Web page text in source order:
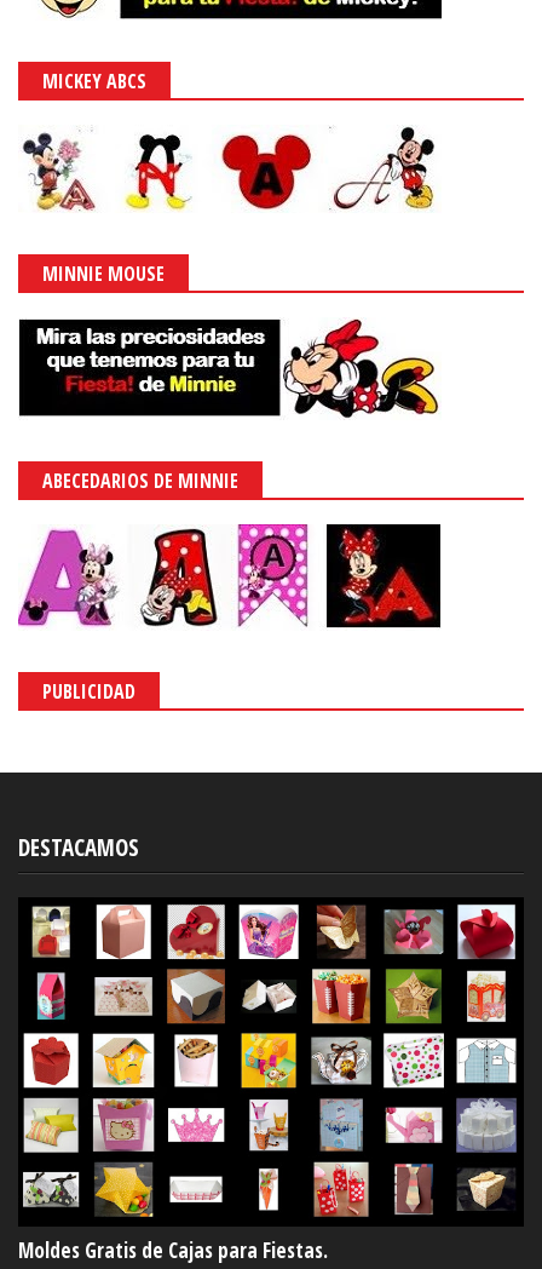
MICKEY ABCS
MINNIE MOUSE
ABECEDARIOS DE MINNIE
PUBLICIDAD
DESTACAMOS
Moldes Gratis de Cajas para Fiestas.